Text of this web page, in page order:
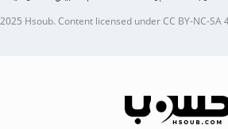
Hsoub.Content licensed underCC BY-NC-SA